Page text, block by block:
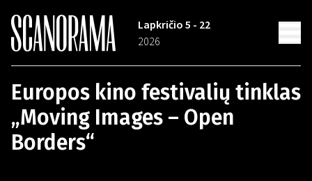
Lapkričio 5 - 22
2026
Europos kino festivalių tinklas
„Moving Images – Open
Borders“